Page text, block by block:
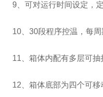
9、可对运行时间设定，
10、30段程序控温，每
11、箱体内配有多层可
12、箱体底部为四个可移